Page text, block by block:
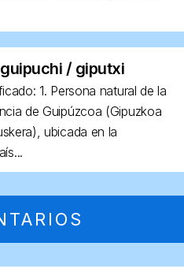
/ giputxi
1. Persona natural de la
de Guipúzcoa (Gipuzkoa
ubicada en la